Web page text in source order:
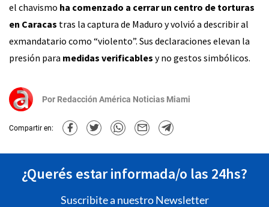
el chavismo ha comenzado a cerrar un centro de torturas
en Caracas tras la captura de Maduro y volvió a describir al
exmandatario como “violento”. Sus declaraciones elevan la
presión para medidas verificables y no gestos simbólicos.
Por Redacción América Noticias Miami
Compartir en:
¿Querés estar informada/o las 24hs?
Suscribite a nuestro Newsletter